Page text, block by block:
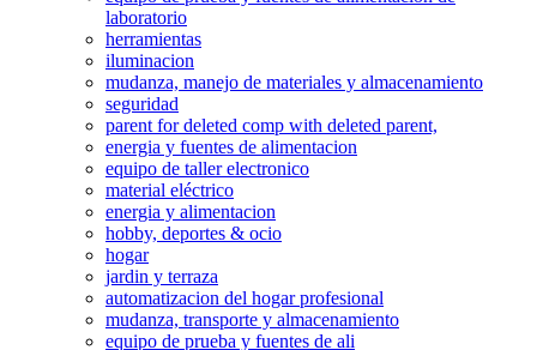
laboratorio
herramientas
iluminacion
mudanza, manejo de materiales y almacenamiento
seguridad
parent for deleted comp with deleted parent,
energia y fuentes de alimentacion
equipo de taller electronico
material eléctrico
energia y alimentacion
hobby, deportes & ocio
hogar
jardin y terraza
automatizacion del hogar profesional
mudanza, transporte y almacenamiento
equipo de prueba y fuentes de ali